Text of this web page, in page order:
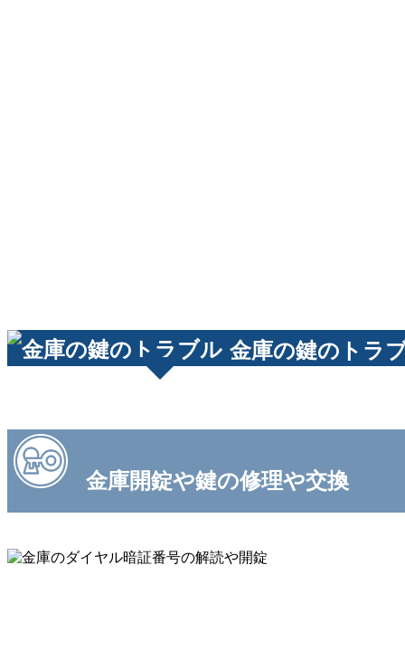
金庫の鍵のトラ
金庫開錠や鍵の修理や交換